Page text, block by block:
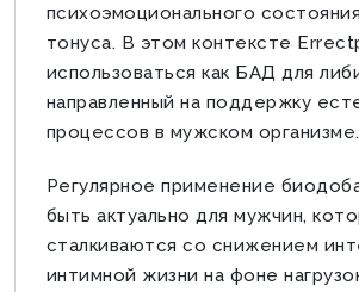
психоэмоционального
тонуса. В этом контексте
использоваться как БАД для
направленный на поддержку
процессов в мужском организме.
Регулярное применение
быть актуально для мужчин,
сталкиваются со снижением
интимной жизни на фоне